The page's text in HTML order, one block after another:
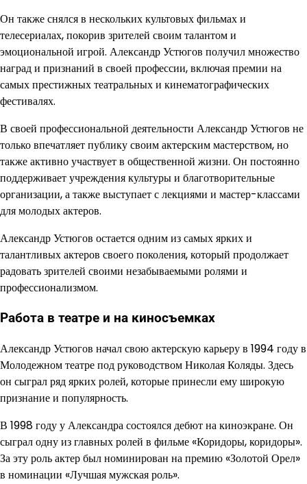
Он также снялся в нескольких культовых фильмах и
телесериалах, покорив зрителей своим талантом и
эмоциональной игрой. Александр Устюгов получил множество
наград и признаний в своей профессии, включая премии на
самых престижных театральных и кинематографических
фестивалях.
В своей профессиональной деятельности Александр Устюгов не
только впечатляет публику своим актерским мастерством, но
также активно участвует в общественной жизни. Он постоянно
поддерживает учреждения культуры и благотворительные
организации, а также выступает с лекциями и мастер-классами
для молодых актеров.
Александр Устюгов остается одним из самых ярких и
талантливых актеров своего поколения, который продолжает
радовать зрителей своими незабываемыми ролями и
профессионализмом.
Работа в театре и на киносъемках
Александр Устюгов начал свою актерскую карьеру в 1994 году в
Молодежном театре под руководством Николая Коляды. Здесь
он сыграл ряд ярких ролей, которые принесли ему широкую
признание и популярность.
В 1998 году у Александра состоялся дебют на киноэкране. Он
сыграл одну из главных ролей в фильме «Коридоры, коридоры».
За эту роль актер был номинирован на премию «Золотой Орел»
в номинации «Лучшая мужская роль».